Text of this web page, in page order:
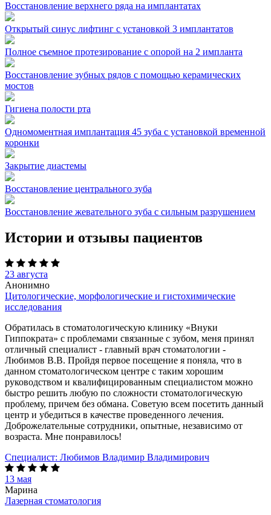
Восстановление верхнего ряда на имплантатах
Открытый синус лифтинг с установкой 3 имплантатов
Полное съемное протезирование с опорой на 2 импланта
Восстановление зубных рядов с помощью керамических
мостов
Гигиена полости рта
Одномоментная имплантация 45 зуба с установкой временной
коронки
Закрытие диастемы
Восстановление центрального зуба
Восстановление жевательного зуба с сильным разрушением
Истории и отзывы пациентов
23 августа
Анонимно
Цитологические, морфологические и гистохимические
исследования
Обратилась в стоматологическую клинику «Внуки
Гиппократа» с проблемами связанные с зубом, меня принял
отличный специалист - главный врач стоматологии -
Любимов В.В. Пройдя первое посещение я поняла, что в
данном стоматологическом центре с таким хорошим
руководством и квалифицированным специалистом можно
быстро решить любую по сложности стоматологическую
проблему, причем без обмана. Советую всем посетить данный
центр и убедиться в качестве проведенного лечения.
Доброжелательные сотрудники, опытные, независимо от
возраста. Мне понравилось!
Специалист: Любимов Владимир Владимирович
13 мая
Марина
Лазерная стоматология